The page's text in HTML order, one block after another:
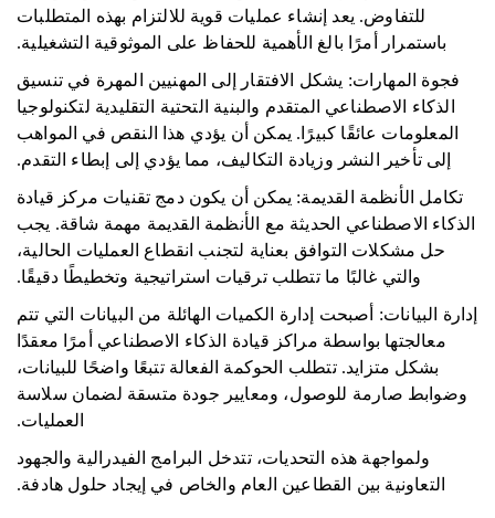
للتفاوض. يعد إنشاء عمليات قوية للالتزام بهذه المتطلبات
باستمرار أمرًا بالغ الأهمية للحفاظ على الموثوقية التشغيلية.
فجوة المهارات: يشكل الافتقار إلى المهنيين المهرة في تنسيق
الذكاء الاصطناعي المتقدم والبنية التحتية التقليدية لتكنولوجيا
المعلومات عائقًا كبيرًا. يمكن أن يؤدي هذا النقص في المواهب
إلى تأخير النشر وزيادة التكاليف، مما يؤدي إلى إبطاء التقدم.
تكامل الأنظمة القديمة: يمكن أن يكون دمج تقنيات مركز قيادة
الذكاء الاصطناعي الحديثة مع الأنظمة القديمة مهمة شاقة. يجب
حل مشكلات التوافق بعناية لتجنب انقطاع العمليات الحالية،
والتي غالبًا ما تتطلب ترقيات استراتيجية وتخطيطًا دقيقًا.
إدارة البيانات: أصبحت إدارة الكميات الهائلة من البيانات التي تتم
معالجتها بواسطة مراكز قيادة الذكاء الاصطناعي أمرًا معقدًا
بشكل متزايد. تتطلب الحوكمة الفعالة تتبعًا واضحًا للبيانات،
وضوابط صارمة للوصول، ومعايير جودة متسقة لضمان سلاسة
العمليات.
ولمواجهة هذه التحديات، تتدخل البرامج الفيدرالية والجهود
التعاونية بين القطاعين العام والخاص في إيجاد حلول هادفة.